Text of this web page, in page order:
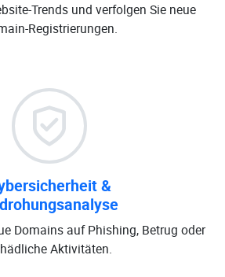
Trends und verfolgen Sie neue
Registrierungen.
&
Domains auf Phishing, Betrug oder
Aktivitäten.